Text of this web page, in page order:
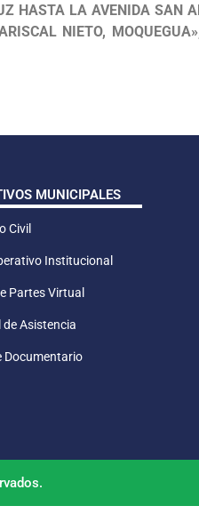
HASTA LA AVENIDA SAN
NIETO,
MUNICIPALES
Civil
Institucional
Partes Virtual
Asistencia
Documentario